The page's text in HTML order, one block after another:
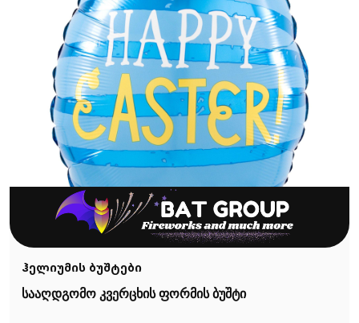
ჰელიუმის ბუშტები
სააღდგომო კვერცხის ფორმის ბუშტი